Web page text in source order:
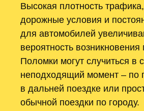
Высокая плотность
дорожные условия и
для автомобилей
вероятность
Поломки могут случиться в
неподходящий момент – по
в дальней поездке или
обычной поездки по городу.